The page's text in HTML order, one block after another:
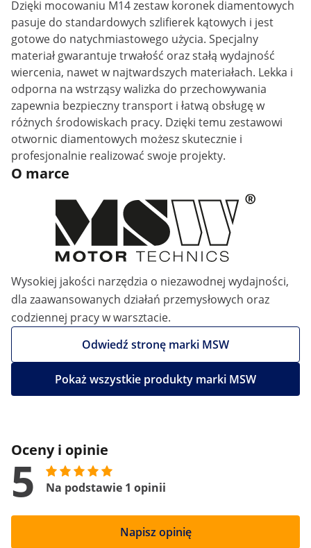
Dzięki mocowaniu M14 zestaw koronek diamentowych
pasuje do standardowych szlifierek kątowych i jest
gotowe do natychmiastowego użycia. Specjalny
materiał gwarantuje trwałość oraz stałą wydajność
wiercenia, nawet w najtwardszych materiałach. Lekka i
odporna na wstrząsy walizka do przechowywania
zapewnia bezpieczny transport i łatwą obsługę w
różnych środowiskach pracy. Dzięki temu zestawowi
otwornic diamentowych możesz skutecznie i
profesjonalnie realizować swoje projekty.
O marce
Wysokiej jakości narzędzia o niezawodnej wydajności,
dla zaawansowanych działań przemysłowych oraz
codziennej pracy w warsztacie.
Odwiedź stronę marki MSW
Pokaż wszystkie produkty marki MSW
Oceny i opinie
5 Na podstawie 1 opinii
Napisz opinię